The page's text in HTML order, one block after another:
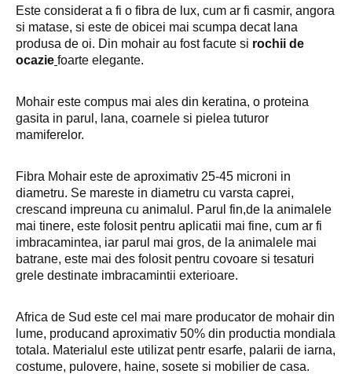
Este considerat a fi o fibra de lux, cum ar fi casmir, angora
si matase, si este de obicei mai scumpa decat lana
produsa de oi. Din mohair au fost facute si rochii de
ocazie foarte elegante.
Mohair este compus mai ales din keratina, o proteina
gasita in parul, lana, coarnele si pielea tuturor
mamiferelor.
Fibra Mohair este de aproximativ 25-45 microni in
diametru. Se mareste in diametru cu varsta caprei,
crescand impreuna cu animalul. Parul fin,de la animalele
mai tinere, este folosit pentru aplicatii mai fine, cum ar fi
imbracamintea, iar parul mai gros, de la animalele mai
batrane, este mai des folosit pentru covoare si tesaturi
grele destinate imbracamintii exterioare.
Africa de Sud este cel mai mare producator de mohair din
lume, producand aproximativ 50% din productia mondiala
totala. Materialul este utilizat pentr esarfe, palarii de iarna,
costume, pulovere, haine, sosete si mobilier de casa.